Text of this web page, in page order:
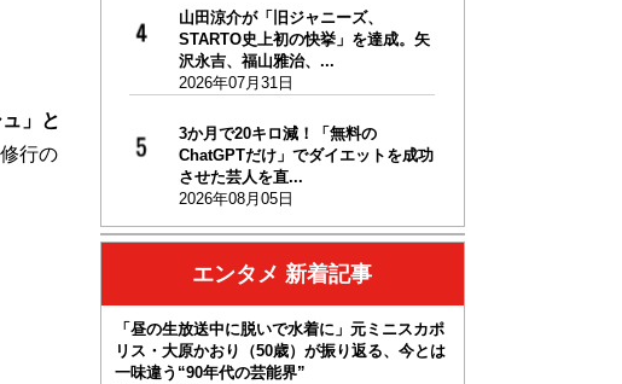
」と
行の
山田涼介が「旧ジャニーズ、
STARTO史上初の快挙」を達成。矢
沢永吉、福山雅治、...
2026年07月31日
3か月で20キロ減！「無料の
ChatGPTだけ」でダイエットを成功
させた芸人を直...
2026年08月05日
エンタメ 新着記事
「昼の生放送中に脱いで水着に」元ミニスカポ
リス・大原かおり（50歳）が振り返る、今とは
一味違う“90年代の芸能界”